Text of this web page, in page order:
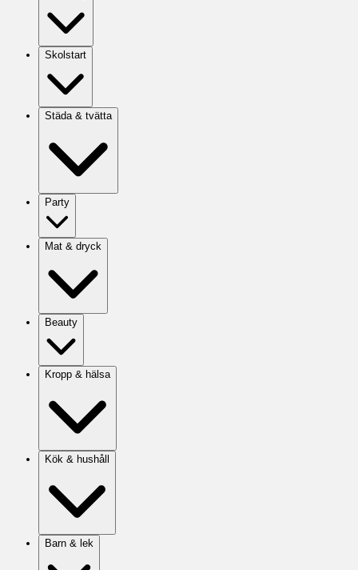
Skolstart
Städa & tvätta
Party
Mat & dryck
Beauty
Kropp & hälsa
Kök & hushåll
Barn & lek